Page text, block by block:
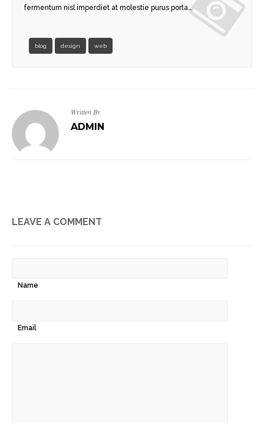
fermentum nisl imperdiet at molestie purus porta…
blog design web
Written By
ADMIN
LEAVE A COMMENT
Name
Email